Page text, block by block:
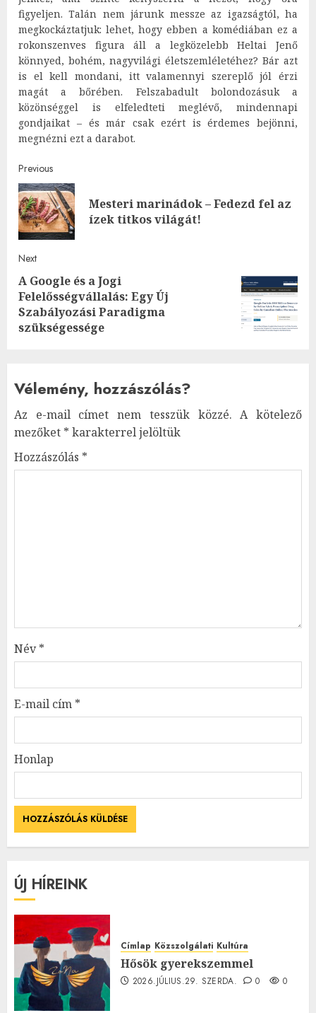
figyeljen. Talán nem járunk messze az igazságtól, ha
megkockáztatjuk: lehet, hogy ebben a komédiában ez a
rokonszenves figura áll a legközelebb Heltai Jenő
könnyed, bohém, nagyvilági életszemléletéhez? Bár azt
is el kell mondani, itt valamennyi szereplő jól érzi
magát a bőrében. Felszabadult bolondozásuk a
közönséggel is elfeledteti meglévő, mindennapi
gondjaikat – és már csak ezért is érdemes bejönni,
megnézni ezt a darabot.
Post
navigation
Previous
Mesteri marinádok – Fedezd fel az
ízek titkos világát!
Next
Next
post:
A Google és a Jogi
Felelősségvállalás: Egy Új
Szabályozási Paradigma
szükségessége
Vélemény, hozzászólás?
Az e-mail címet nem tesszük közzé. A kötelező
mezőket * karakterrel jelöltük
Hozzászólás *
Név*
E-mail cím *
Honlap
ÚJ HÍREINK
Címlap Közszolgálati Kultúra
Hősök gyerekszemmel
2026.JÚLIUS.29. SZERDA. 0 0